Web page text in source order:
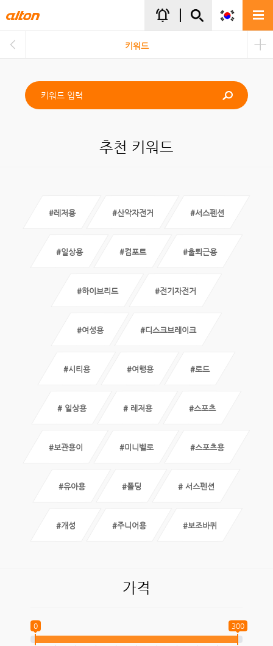
notifications_active
키워드
추천 키워드
#레저용 #산악자전거 #서스펜션
#일상용 #컴포트 #출퇴근용
#하이브리드 #전기자전거
#여성용 #디스크브레이크
#시티용 #여행용 #로드
# 일상용 # 레저용 #스포츠
#보관용이 #미니벨로 #스포츠용
#유아용 #폴딩 # 서스펜션
#개성 #주니어용 #보조바퀴
가격
0 300